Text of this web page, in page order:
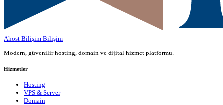
Ahost Bilişim Bilişim
Modern, güvenilir hosting, domain ve dijital hizmet platformu.
Hizmetler
Hosting
VPS & Server
Domain